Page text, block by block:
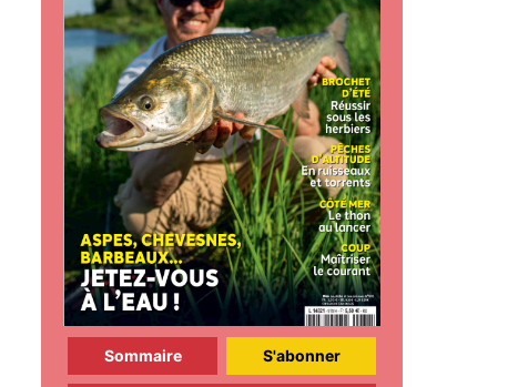
Sommaire S'abonner